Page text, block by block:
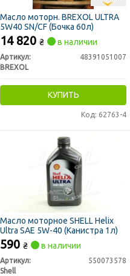
Масло моторн. BREXOL ULTRA
5W40 SN/CF (Бочка 60л)
14 820 ₴ в наличии
Артикул:
48391051007
BREXOL
КУПИТЬ
Код: 62763-4
Масло моторное SHELL Helix
Ultra SAE 5W-40 (Канистра 1л)
590 ₴ в наличии
Артикул:
550073578
Shell